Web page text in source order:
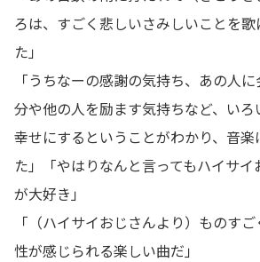
ろは、すごく悲しいさみしいことを
た」
「うちなーの感謝の気持ち、あの人
分や他の人を励ます気持ちなど、い
幸せにするということがわかり、音楽
た」「やはりなんと言ってもハイサ
が大好き」
「（ハイサイおじさんより）ものす
性が感じられる楽しい曲だ」